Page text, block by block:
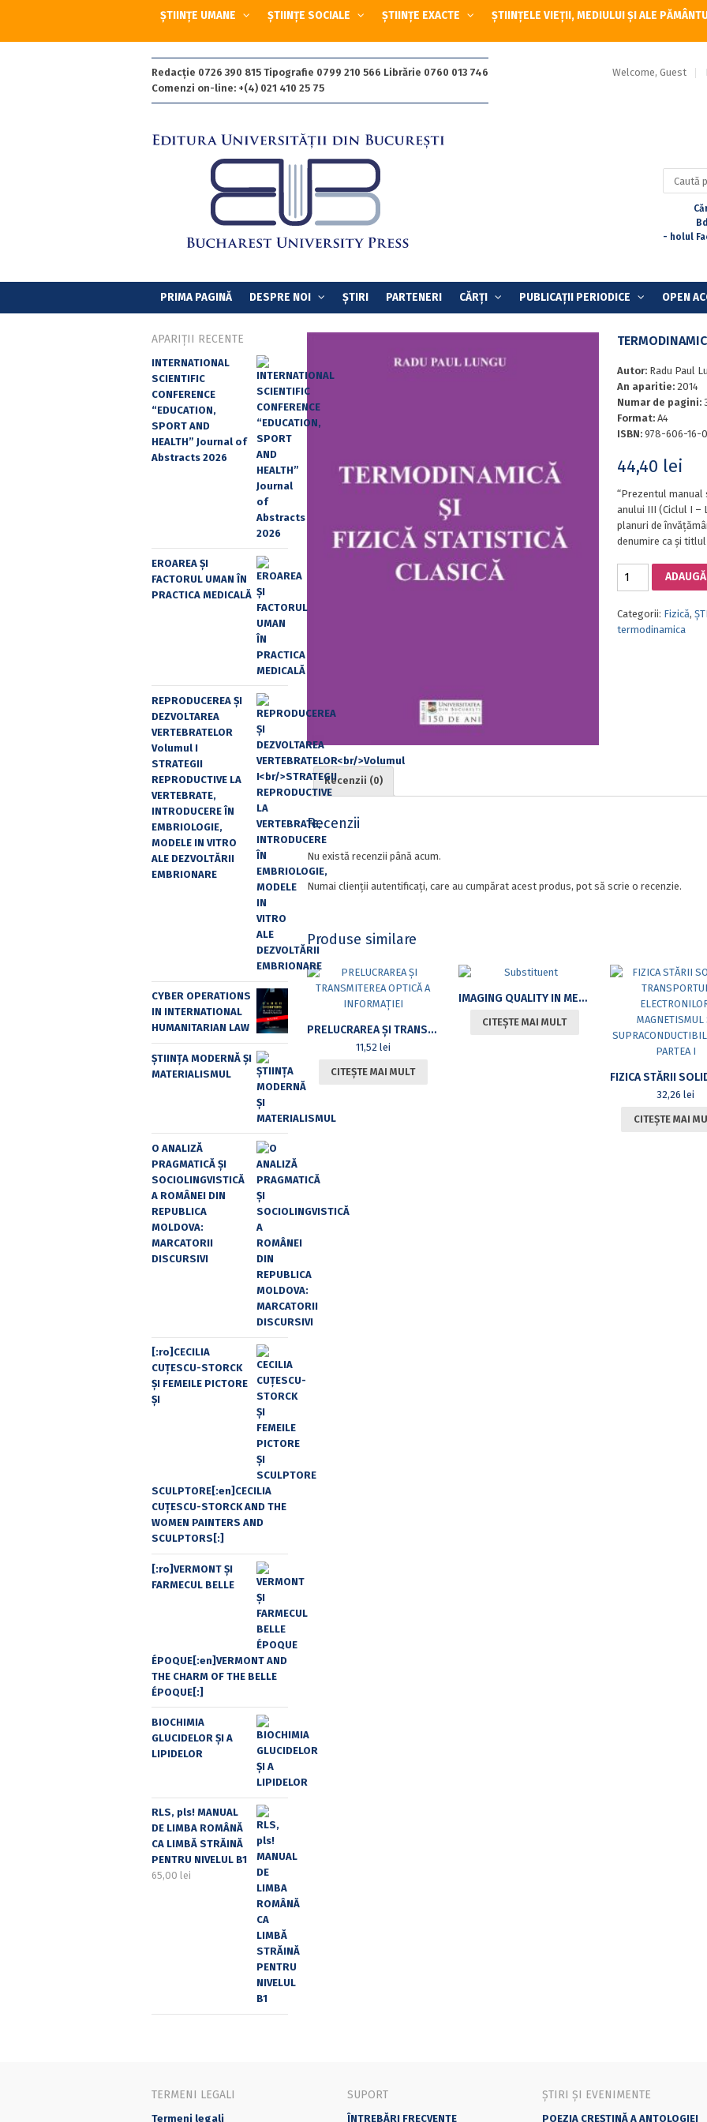
ȘTIINȚE UMANE ȘTIINȚE SOCIALE ȘTIINȚE EXACTE ȘTIINȚELE VIEȚII, MEDIULUI ȘI ALE
Redacție 0726 390 815 Tipografie 0799 210 566 Librărie 0760 013 746
Comenzi on-line: +(4) 021 410 25 75
Welcome, Guest
Caută
după:
- holul
PRIMA PAGINĂ DESPRE NOI ȘTIRI PARTENERI CĂRȚI PUBLICAȚII PERIODICE OPEN
Autor: Radu Paul
An aparitie: 2014
Numar de pagini:
Format: A4
ISBN: 978-606-16-
44,40 lei
“Prezentul
anului III (Ciclul I –
planuri de
denumire ca şi
FIZICĂ
STATISTICĂ
Categorii: Fizică,
termodinamica
Recenzii (0)
Recenzii
Nu există recenzii până acum.
Numai clienții autentificați, care au cumpărat acest produs, pot să scrie o recenzie.
Produse similare
PRELUCRAREA ȘI TRANSMITEREA OPTICĂ A INFORMAȚIEI
11,52 lei
CITEȘTE MAI MULT
IMAGING QUALITY IN MEDICAL PHYSICS
CITEȘTE MAI MULT
32,26lei
CITEȘTE MAI
APARIȚII RECENTE
INTERNATIONAL
SCIENTIFIC
CONFERENCE
“EDUCATION,
SPORT AND
HEALTH” Journal of
Abstracts 2026
EROAREA ȘI
FACTORUL UMAN ÎN
PRACTICA MEDICALĂ
REPRODUCEREA ȘI
DEZVOLTAREA
VERTEBRATELOR
Volumul I
STRATEGII
REPRODUCTIVE LA
VERTEBRATE,
INTRODUCERE ÎN
EMBRIOLOGIE,
MODELE IN VITRO
ALE DEZVOLTĂRII
EMBRIONARE
CYBER OPERATIONS
IN INTERNATIONAL
HUMANITARIAN LAW
ȘTIINȚA MODERNĂ ȘI
MATERIALISMUL
O ANALIZĂ
PRAGMATICĂ ȘI
SOCIOLINGVISTICĂ
A ROMÂNEI DIN
REPUBLICA
MOLDOVA:
MARCATORII
DISCURSIVI
[:ro]CECILIA
CUŢESCU-STORCK
ŞI FEMEILE PICTORE
ŞI
SCULPTORE[:en]CECILIA
CUŢESCU-STORCK AND THE
WOMEN PAINTERS AND
SCULPTORS[:]
[:ro]VERMONT ȘI
FARMECUL BELLE
ÉPOQUE[:en]VERMONT AND
THE CHARM OF THE BELLE
ÉPOQUE[:]
BIOCHIMIA
GLUCIDELOR ȘI A
LIPIDELOR
RLS, pls! MANUAL
DE LIMBA ROMÂNĂ
CA LIMBĂ STRĂINĂ
PENTRU NIVELUL B1
65,00 lei
TERMENI LEGALI
Termeni legali
SUPORT
ÎNTREBĂRI FRECVENTE
ȘTIRI ȘI EVENIMENTE
POEZIA CREȘTINĂ A ANTOLOGIEI